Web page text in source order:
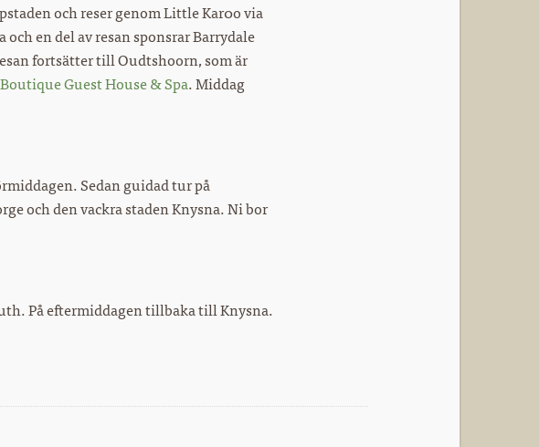
och reser genom Little Kar0o via
en del av resan sponsrar Barrydale
fortsätter till Oudtshoorn, som är
Guest House & Spa. Middag
Sedan guidad tur på
och den vackra staden Knysna. Ni bor
På eftermiddagen tillbaka till Knysna.